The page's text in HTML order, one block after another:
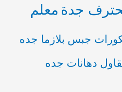
جدة معلم
جبس بلازما جده
دهانات جده